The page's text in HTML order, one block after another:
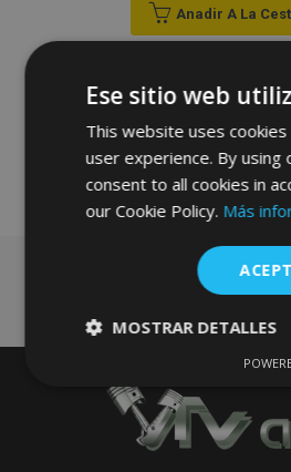
Anadir A La
Ese sitio web
This website uses
user experience. By using
consent to all cookies in
our Cookie Policy. Más
MOSTRAR DETALLES
estrictamente
necesarias